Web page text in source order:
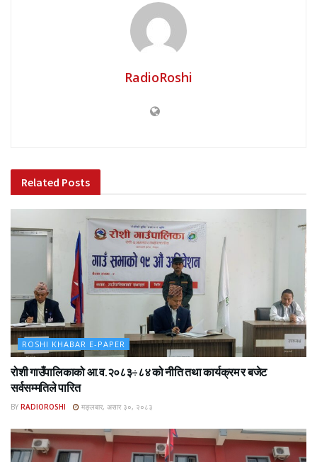
RadioRoshi
Related Posts
ROSHI KHABAR E-PAPER
रोशी गाउँपालिकाको आ.व.२०८३÷८४ को नीति तथा कार्यक्रम र बजेट
सर्वसम्मतिले पारित
BY RADIOROSHI मङ्लबार, असार ३०, २०८३